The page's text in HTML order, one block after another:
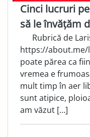
Cinci lucruri
să le învățăm
Rubrică de
https://
poate părea ca
vremea e
mult timp în aer
sunt atipice,
am văzut […]